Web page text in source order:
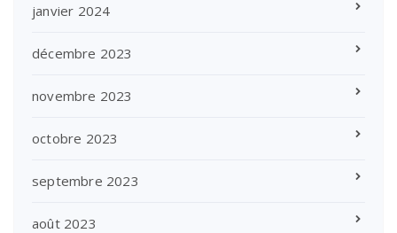
janvier 2024
décembre 2023
novembre 2023
octobre 2023
septembre 2023
août 2023